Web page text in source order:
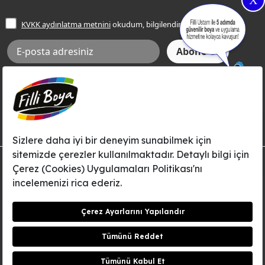
Frezya Rengi
Bilgi Toplumu Hizmetleri
İnternet Sitesi Kullanım Koşulları
KVKK Talep Formu
KVKK Aydınlatma Metni
KVKK aydınlatma metniniokudum, bilgilendim.
Aksi tarafımca bildirilene dek, Betek Boya ve Kimya Sanayi A.Ş.'nin
Filli Boya dahil tüm markaları ile ilgili kampanya, duyuru, hizmetler ve
tanıtım faaliyetleri vb. ile ilgili olarak e-posta yoluyla şahsıma
© Filli Boya 2026. Tüm Hakları Saklıdır.